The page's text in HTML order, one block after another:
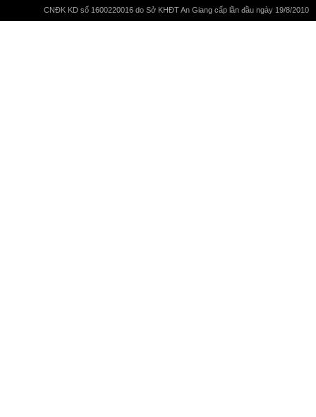
CNĐK KD số 1600220016 do Sở KHĐT An Giang cấp lần đầu ngày 19/8/2010